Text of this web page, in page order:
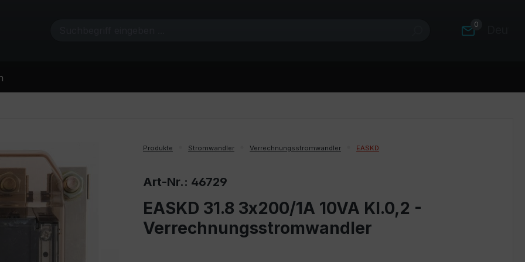
0
Produkte Stromwandler Verrechnungsstromwandler EASKD
Art-Nr.: 46729
EASKD 31.8 3x200/1A 10VA Kl.0,2 -
Verrechnungsstromwandler